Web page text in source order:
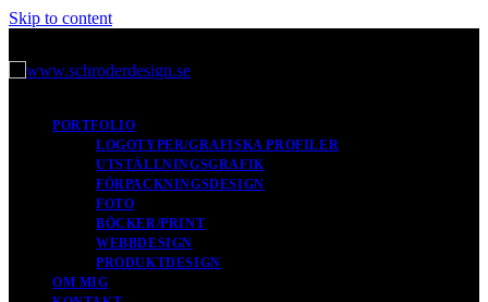
Skip to content
PORTFOLIO
LOGOTYPER/GRAFISKA PROFILER
UTSTÄLLNINGSGRAFIK
FÖRPACKNINGSDESIGN
FOTO
BÖCKER/PRINT
WEBBDESIGN
PRODUKTDESIGN
OM MIG